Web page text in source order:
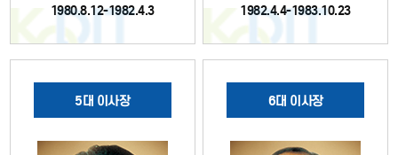
1980.8.12-1982.4.3 1982.4.4-1983.10.23
5대 이사장 6대 이사장